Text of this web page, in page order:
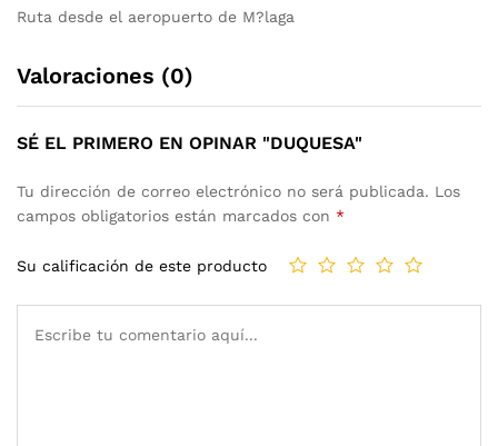
Ruta desde el aeropuerto de M?laga
Valoraciones (0)
SÉ EL PRIMERO EN OPINAR "DUQUESA"
Tu dirección de correo electrónico no será publicada. Los
campos obligatorios están marcados con *
Su calificación de este producto